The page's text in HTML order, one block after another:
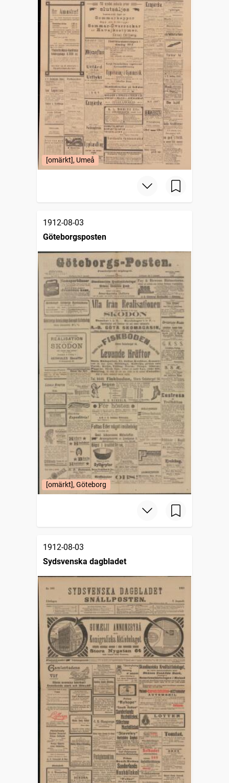
[omärkt], Umeå
1912-08-03
Göteborgsposten
[omärkt], Göteborg
1912-08-03
Sydsvenska dagbladet